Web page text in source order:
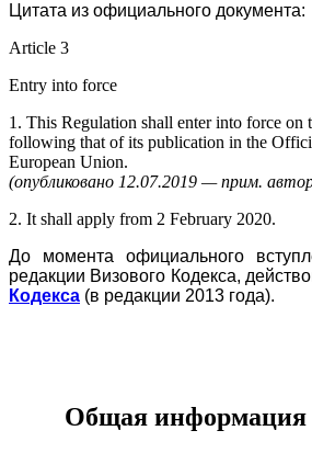
Цитата из официального документа:
Article 3
Entry into force
1. This Regulation shall enter into force on
following that of its publication in the
European Union.
(опубликовано 12.07.2019 — прим.
2. It shall apply from 2 February 2020.
До момента официального
редакции Визового Кодекса,
Кодекса (в редакции 2013 года).
Общая информация